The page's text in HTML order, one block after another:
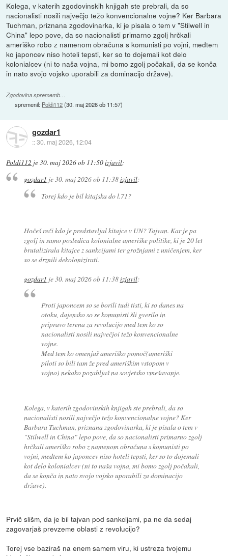
Kolega, v katerih zgodovinskih knjigah ste prebrali, da so
nacionalisti nosili največjo težo konvencionalne vojne? Ker Barbara
Tuchman, priznana zgodovinarka, ki je pisala o tem v "Stilwell in
China" lepo pove, da so nacionalisti primarno zgolj hrčkali
ameriško robo z namenom obračuna s komunisti po vojni, medtem
ko japoncev niso hoteli tepsti, ker so to dojemali kot delo
kolonialcev (ni to naša vojna, mi bomo zgolj počakali, da se konča
in nato svojo vojsko uporabili za dominacijo države).
Zgodovina sprememb…
spremenil: Poldi112(30. maj 2026 ob 11:57)
gozdar1
::30. maj 2026, 12:04
Poldi112 je30. maj 2026 ob 11:50izjavil:
gozdar1 je30. maj 2026 ob 11:38izjavil:
Torej kdo je bil kitajska do l.71?
Hočeš reči kdo je predstavljal kitajce v UN? Tajvan. Kar je pa
zgolj in samo posledica kolonialne ameriške politike, ki je 20 let
brutalizirala kitajce z sankcijami ter grožnjami z uničenjem, ker
so se drznili dekolonizirati.
gozdar1 je30. maj 2026 ob 11:38izjavil:
Proti japoncem so se borili tudi tisti, ki so danes na
otoku, dajensko so se komunisti šli gverilo in
pripravo terena za revolucijo med tem ko so
nacionalisti nosili največjoi težo konvencionalne
vojne.
Med tem ko omenjaš ameriško pomoč(ameriški
piloti so bili tam že pred ameriškim vstopom v
vojno) nekako pozabljaš na sovjetsko vmešavanje.
Kolega, v katerih zgodovinskih knjigah ste prebrali, da so
nacionalisti nosili največjo težo konvencionalne vojne? Ker
Barbara Tuchman, priznana zgodovinarka, ki je pisala o tem v
"Stilwell in China" lepo pove, da so nacionalisti primarno zgolj
hrčkali ameriško robo z namenom obračuna s komunisti po
vojni, medtem ko japoncev niso hoteli tepsti, ker so to dojemali
kot delo kolonialcev (ni to naša vojna, mi bomo zgolj počakali,
da se konča in nato svojo vojsko uporabili za dominacijo
države).
Prvič slišm, da je bil tajvan pod sankcijami, pa ne da sedaj
zagovarjaš prevzeme oblasti z revolucijo?
Torej vse baziraš na enem samem viru, ki ustreza tvojemu